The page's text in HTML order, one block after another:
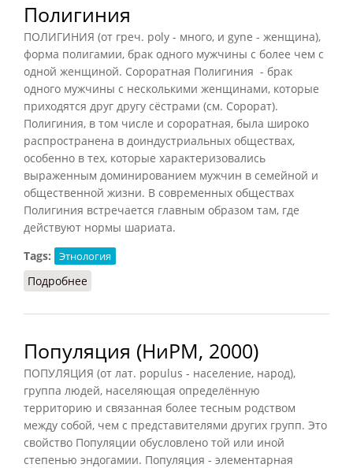
Полигиния
ПОЛИГИНИЯ (от греч. poly - много, и gyne - женщина),
форма полигамии, брак одного мужчины с более чем с
одной женщиной. Сороратная Полигиния - брак
одного мужчины с несколькими женщинами, которые
приходятся друг другу сёстрами (см. Сорорат).
Полигиния, в том числе и сороратная, была широко
распространена в доиндустриальных обществах,
особенно в тех, которые характеризовались
выраженным доминированием мужчин в семейной и
общественной жизни. В современных обществах
Полигиния встречается главным образом там, где
действуют нормы шариата.
Tags:
Этнология
Подробнее
Популяция (НиРМ, 2000)
ПОПУЛЯЦИЯ (от лат. populus - население, народ),
группа людей, населяющая определённую
территорию и связанная более тесным родством
между собой, чем с представителями других групп. Это
свойство Популяции обусловлено той или иной
степенью эндогамии. Популяция - элементарная